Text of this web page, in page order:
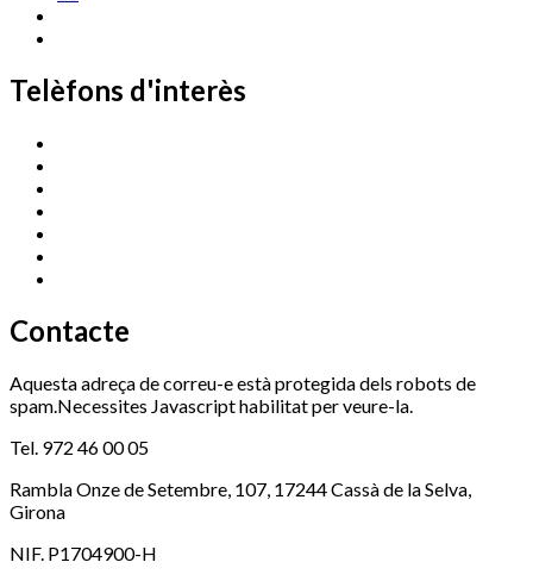
Telèfons d'interès
Contacte
Aquesta adreça de correu-e està protegida dels robots de
spam.Necessites Javascript habilitat per veure-la.
Tel. 972 46 00 05
Rambla Onze de Setembre, 107, 17244 Cassà de la Selva,
Girona
NIF. P1704900-H